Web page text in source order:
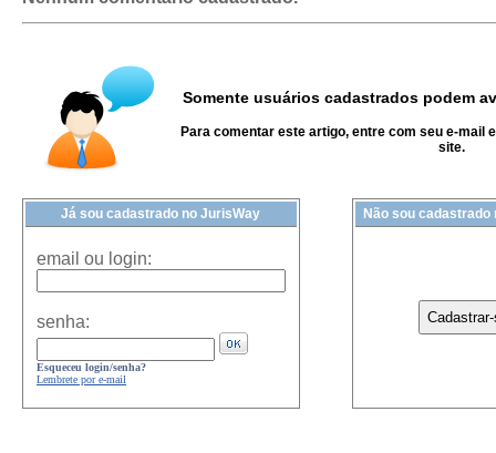
Somente usuários cadastrados podem
Para comentar este artigo, entre com seu e-mail
site.
Já sou cadastrado no JurisWay
email ou login:
senha:
Esqueceu login/senha?
Lembrete por e-mail
Não sou cadastrado